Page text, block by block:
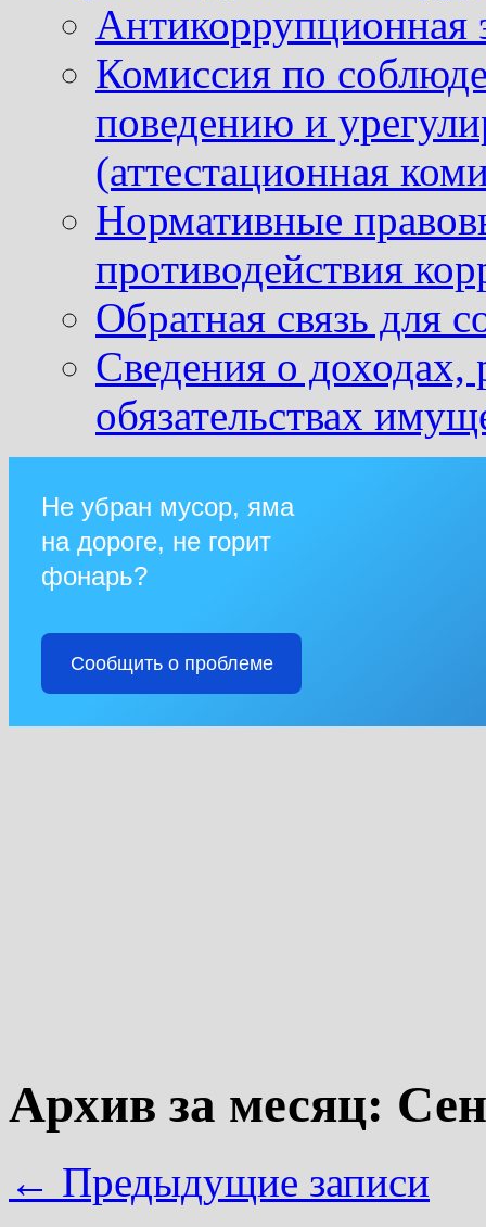
Антикоррупционная
Комиссия по
поведению и
(аттестационная
Нормативные
противодействия
Обратная связь для
Сведения о доходах,
обязательствах
Не убран мусор, яма
на дороге, не горит
фонарь?
Сообщить о проблеме
Архив за месяц:
← Предыдущие записи